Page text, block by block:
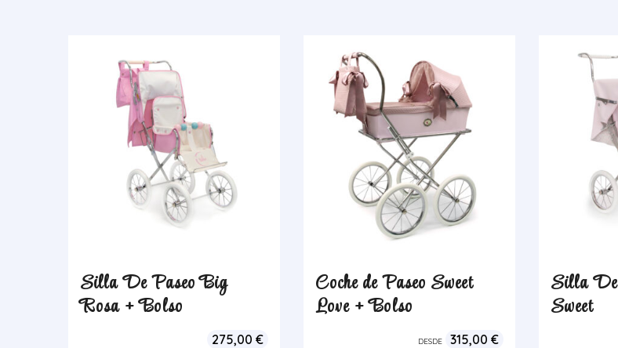
Silla De Paseo Big
Rosa + Bolso
275,00 €
Coche de Paseo Sweet
Love + Bolso
DESDE 315,00 €
Silla
Sweet